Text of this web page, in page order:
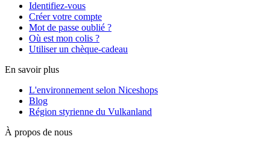
Identifiez-vous
Créer votre compte
Mot de passe oublié ?
Où est mon colis ?
Utiliser un chèque-cadeau
En savoir plus
L'environnement selon Niceshops
Blog
Région styrienne du Vulkanland
À propos de nous